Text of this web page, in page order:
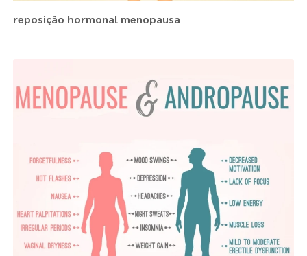
reposição hormonal menopausa